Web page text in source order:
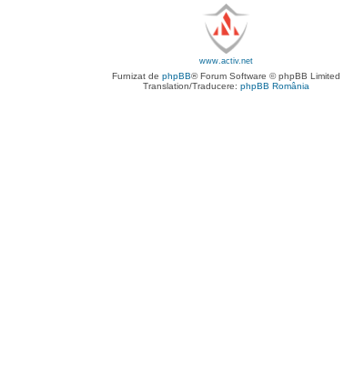
www.activ.net
Furnizat de phpBB® Forum Software © phpBB Limited
Translation/Traducere: phpBB România